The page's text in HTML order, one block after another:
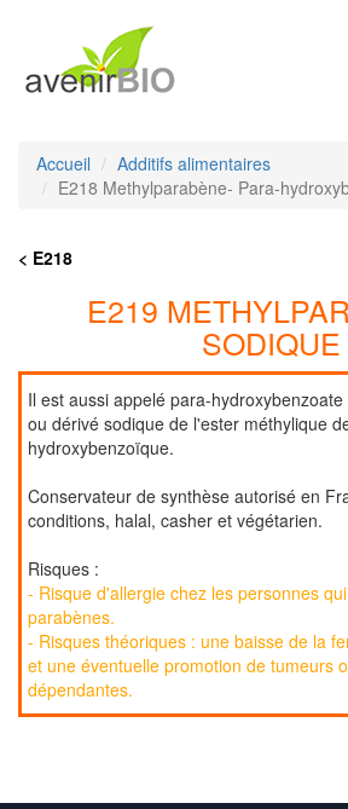
Accueil
Additifs alimentaires
E218 Methylparabène- Para-
< E218
E219
SODIQUE
Il est aussi appelé para-
ou dérivé sodique de l'ester méthylique
hydroxybenzoïque.
Conservateur de synthèse autorisé en
conditions, halal, casher et végétarien.
Risques :
- Risque d'allergie chez les personnes
parabènes.
- Risques théoriques : une baisse de la
et une éventuelle promotion de tumeurs
dépendantes.